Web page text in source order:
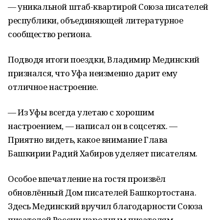
— уникальной штаб-квартирой Союза писателей
республики, объединяющей литературное
сообщество региона.
Подводя итоги поездки, Владимир Мединский
признался, что Уфа неизменно дарит ему
отличное настроение.
— Из Уфы всегда улетаю с хорошим
настроением, — написал он в соцсетях. —
Приятно видеть, какое внимание Глава
Башкирии Радий Хабиров уделяет писателям.
Особое впечатление на гостя произвёл
обновлённый Дом писателей Башкортостана.
Здесь Мединский вручил благодарности Союза